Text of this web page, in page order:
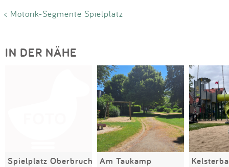
< Motorik-Segmente Spielplatz
IN DER NÄHE
Spielplatz Oberbruch Am Taukamp